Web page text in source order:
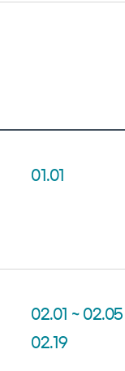
01.01
02.01 ~ 02.05
02.19